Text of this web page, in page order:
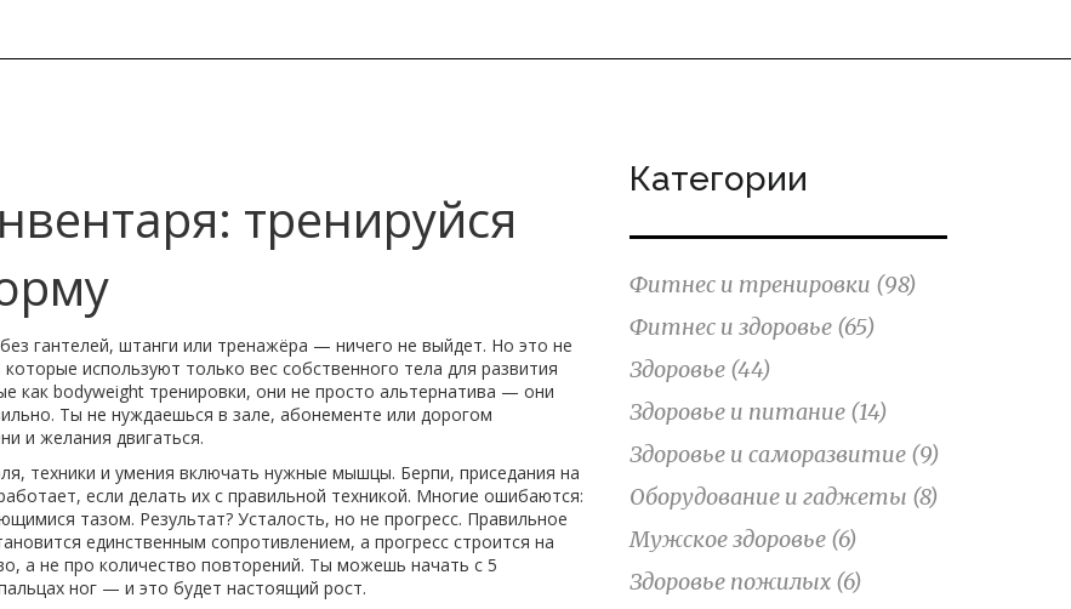
тренируйся
гантелей, штанги или тренажёра — ничего не выйдет. Но это не
используют только вес собственного тела для развития
как bodyweight тренировки, они не просто альтернатива — они
Ты не нуждаешься в зале, абонементе или дорогом
и желания двигаться.
техники и умения включать нужные мышцы. Берпи, приседания на
если делать их с правильной техникой. Многие ошибаются:
тазом. Результат? Усталость, но не прогресс. Правильное
единственным сопротивлением, а прогресс строится на
а не про количество повторений. Ты можешь начать с 5
ног — и это будет настоящий рост.
Категории
Фитнес и тренировки (98)
Фитнес и здоровье (65)
Здоровье (44)
Здоровье и питание (14)
Здоровье и саморазвитие (9)
Оборудование и гаджеты (8)
Мужское здоровье (6)
Здоровье пожилых (6)